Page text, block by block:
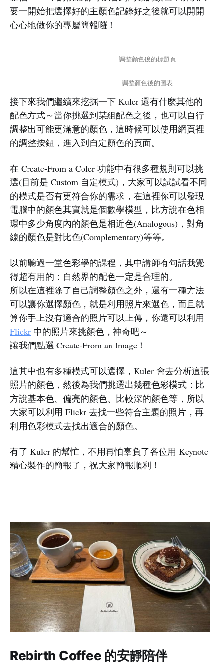
要一開始把選擇好的主顏色記錄好之後就可以開開
心心地做你的專屬簡報囉！
調整顏色後的標題頁
調整顏色後的圖表
接下來我們繼續來挖掘一下 Kuler 還有什麼其他的
配色方式～當你挑選到某組配色之後，也可以自行
調整出可能更滿意的顏色，這時候可以使用網頁裡
的調整按鈕，進入到自定顏色的頁面。
在 Create-From a Coler 功能中有很多種規則可以挑
選(目前是 Custom 自定模式)，大家可以試試看不同
的模式是否有更符合你的需求，在這裡你可以發現
電腦中的顏色其實就是個數學模型，比方說在色相
環中多少角度內的顏色是相近色(Analogous)，對角
線的顏色是對比色(Complementary)等等。
以前聽過一堂色彩學的課程，其中講師有句話我覺
得超有用的：自然界的配色一定是合理的。
所以在這裡除了自己調整顏色之外，還有一種方法
可以讓你選擇顏色，就是利用照片來選色，而且就
算你手上沒有適合的照片可以上傳，你還可以利用
Flickr 中的照片來挑顏色，神奇吧～
讓我們點選 Create-From an Image！
這其中也有多種模式可以選擇，Kuler 會去分析這張
照片的顏色，然後為我們挑選出幾種色彩模式：比
方說基本色、偏亮的顏色、比較深的顏色等，所以
大家可以利用 Flickr 去找一些符合主題的照片，再
利用色彩模式去找出適合的顏色。
有了 Kuler 的幫忙，不用再怕辜負了各位用 Keynote
精心製作的簡報了，祝大家簡報順利！
Rebirth Coffee 的安靜陪伴